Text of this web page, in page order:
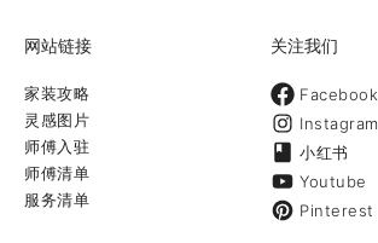
网站链接
家装攻略
灵感图片
师傅入驻
师傅清单
服务清单
关注我们
Facebook
Instagram
小红书
Youtube
Pinterest